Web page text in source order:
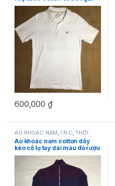
tay màu trắng size S hàng
mỹ chính hãng
600,000 ₫
ÁO KHOÁC NAM I.N.C ,THỜI
TRANG NAM
Áo khoác nam cotton dây
kéo cổ lọ tay dài màu đỏ rượu
vang hiệu I.N.C size S